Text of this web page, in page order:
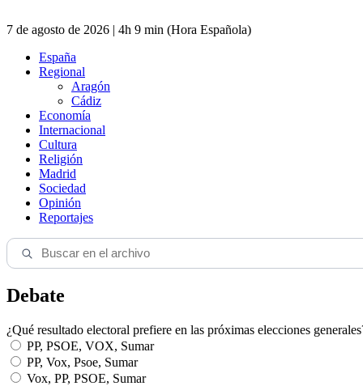
7 de agosto de 2026 | 4h 9 min (Hora Española)
España
Regional
Aragón
Cádiz
Economía
Internacional
Cultura
Religión
Madrid
Sociedad
Opinión
Reportajes
Debate
¿Qué resultado electoral prefiere en las próximas elecciones
PP, PSOE, VOX, Sumar
PP, Vox, Psoe, Sumar
Vox, PP, PSOE, Sumar